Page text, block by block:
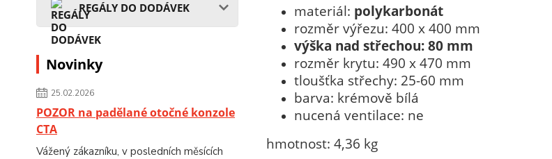
REGÁLY DO DODÁVEK
Novinky
25.02.2026
POZOR na padělané otočné konzole
CTA
Vážený zákazníku, v posledních měsících
materiál: polykarbonát
rozměr výřezu: 400 x 400 mm
výška nad střechou: 80 mm
rozměr krytu: 490 x 470 mm
tloušťka střechy: 25-60 mm
barva: krémově bílá
nucená ventilace: ne
hmotnost: 4,36 kg